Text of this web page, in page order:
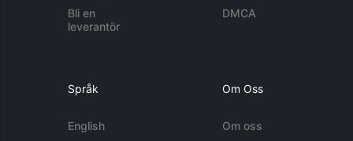
Bli en
leverantör
DMCA
Språk
English
Om Oss
Om oss